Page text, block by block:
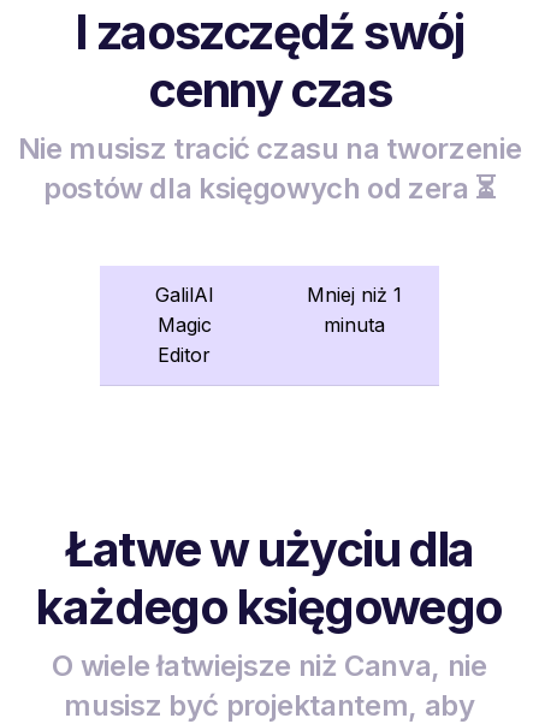
I zaoszczędź swój
cenny czas
Nie musisz tracić czasu na tworzenie
postów dla księgowych od zera ⏳
GalilAI
Magic
Editor
Mniej niż 1
minuta
Łatwe w użyciu dla
każdego księgowego
O wiele łatwiejsze niż Canva, nie
musisz być projektantem, aby